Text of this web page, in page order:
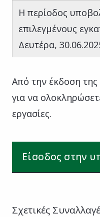
Η περίοδος
επιλεγμένους
Δευτέρα,
Από την έκδοση της
για να
εργασίες.
Είσοδος στην
Σχετικές